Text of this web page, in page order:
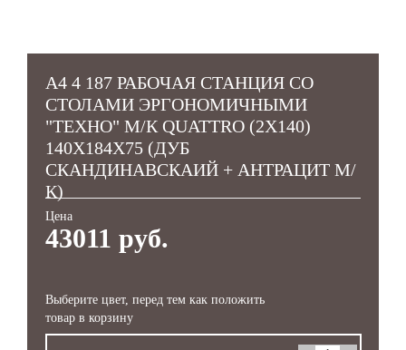
А4 4 187 РАБОЧАЯ СТАНЦИЯ СО
СТОЛАМИ ЭРГОНОМИЧНЫМИ
"ТЕХНО" М/К QUATTRO (2Х140)
140X184X75 (ДУБ
СКАНДИНАВСКАИЙ + АНТРАЦИТ М/
К)
Цена
43011 руб.
Выберите цвет, перед тем как положить
товар в корзину